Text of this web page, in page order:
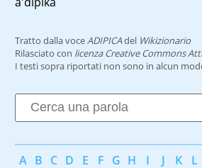
Tratto dalla voce ADIPICAdel Wikizionario
Rilasciato con licenza Creative Commons
I testi sopra riportati non sono in alcun
A B C D E F G H I J K L